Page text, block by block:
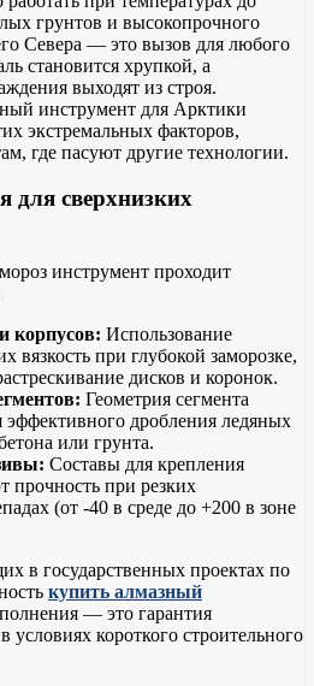
грунтов и высокопрочного
Севера — это вызов для любого
становится хрупкой, а
выходят из строя.
инструмент для Арктики
экстремальных факторов,
где пасуют другие технологии.
для сверхнизких
инструмент проходит
корпусов: Использование
вязкость при глубокой заморозке,
дисков и коронок.
Геометрия сегмента
эффективного дробления ледяных
или грунта.
Составы для крепления
прочность при резких
(от -40 в среде до +200 в зоне
в государственных проектах по
купить алмазный
— это гарантия
условиях короткого строительного